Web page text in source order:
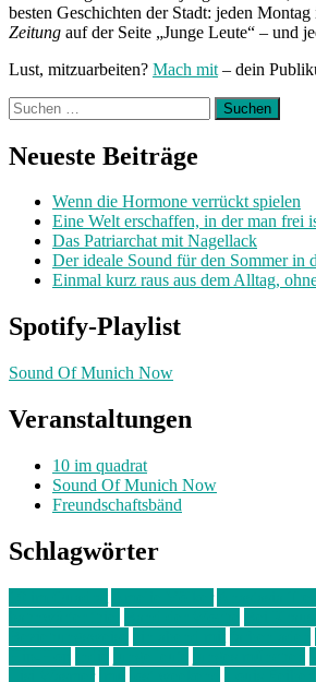
besten Geschichten der Stadt: jeden
Zeitung auf der Seite „Junge Leute“ – und
Lust, mitzuarbeiten? Mach mit – dein
Suchen
nach:
Neueste Beiträge
Wenn die Hormone verrückt spielen
Eine Welt erschaffen, in der man frei
Das Patriarchat mit Nagellack
Der ideale Sound für den Sommer in
Einmal kurz raus aus dem Alltag,
Spotify-Playlist
Sound Of Munich Now
Veranstaltungen
10 im quadrat
Sound Of Munich Now
Freundschaftsbänd
Schlagwörter